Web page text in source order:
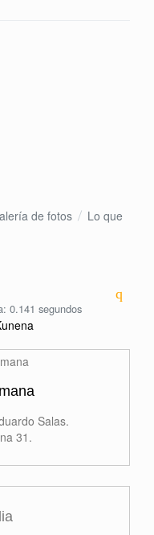
de fotos
Lo que
0.141 segundos
Salas.
31.